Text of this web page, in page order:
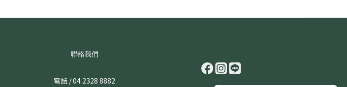
聯絡我們
電話 / 04 2328 8882